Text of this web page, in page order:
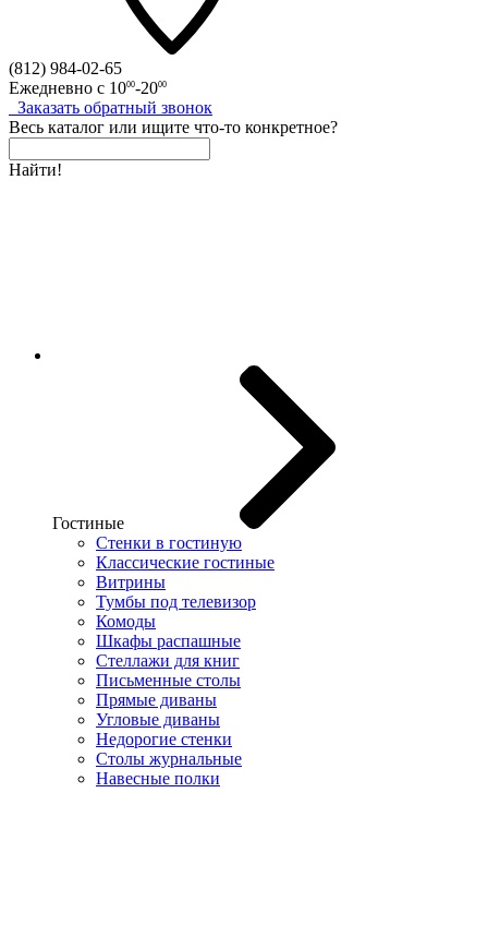
(812) 984-02-65
Ежедневно с 1000-2000
Заказать обратный звонок
Весь каталог или ищите что-то конкретное?
Найти!
Гостиные
Стенки в гостиную
Классические гостиные
Витрины
Тумбы под телевизор
Комоды
Шкафы распашные
Стеллажи для книг
Письменные столы
Прямые диваны
Угловые диваны
Недорогие стенки
Столы журнальные
Навесные полки